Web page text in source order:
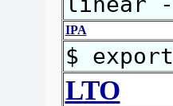
IPA
$
LTO